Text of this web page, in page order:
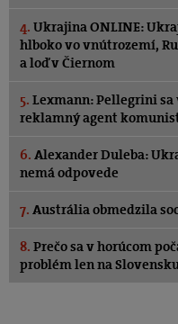
4. Ukrajina ONLINE:
hlboko vo vnútrozemí,
a loď v Čiernom
5. Lexmann: Pellegrini
reklamný agent
6. Alexander Duleba:
nemá odpovede
7. Austrália obmedzila
8. Prečo sa v horúcom
problém len na